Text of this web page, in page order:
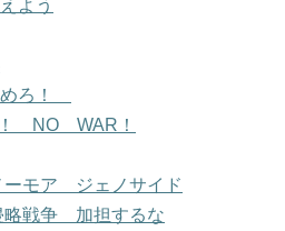
よう
ろ！
NO WAR！
モア ジェノサイド
略戦争 加担するな